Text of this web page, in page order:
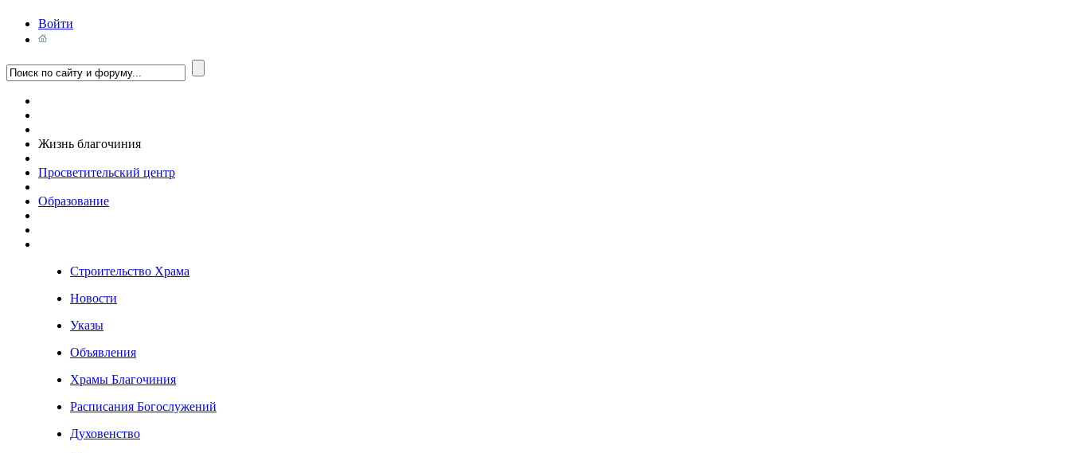
Войти
Жизнь благочиния
Просветительский центр
Образование
Строительство Храма
Новости
Указы
Объявления
Храмы Благочиния
Расписания Богослужений
Духовенство